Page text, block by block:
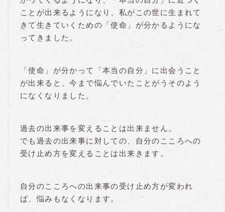
ことが出来るようになり、私がこの世に生まれて
きて生きていくための「使命」が分かるようにな
ってきました。
「使命」が分かって「本当の自分」に出会うこと
が出来ると、今まで悩んでいたことがうそのよう
になくなりました。
過去の出来事を変えることは出来ません。
でも過去の出来事に対しての、自分のこころへの
受け止め方を変えることは出来きます。
自分のこころへの出来事の受け止め方が変われ
ば、悩みもなくなります。